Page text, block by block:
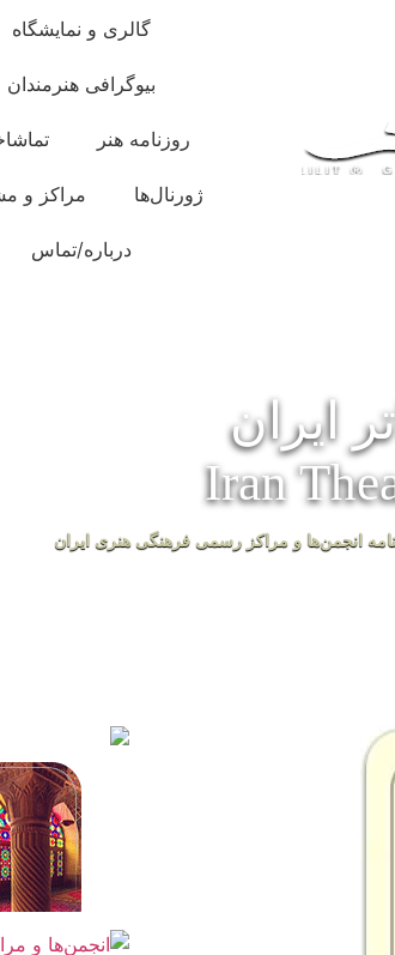
گالری و نمایشگاه
بیوگرافی هنرمندان
روزنامه هنر
ژورنال‌ها مراکز و
درباره/تماس
ایران
Iran
انجمن‌ها و مراکز رسمی فرهنگی هنری ایران